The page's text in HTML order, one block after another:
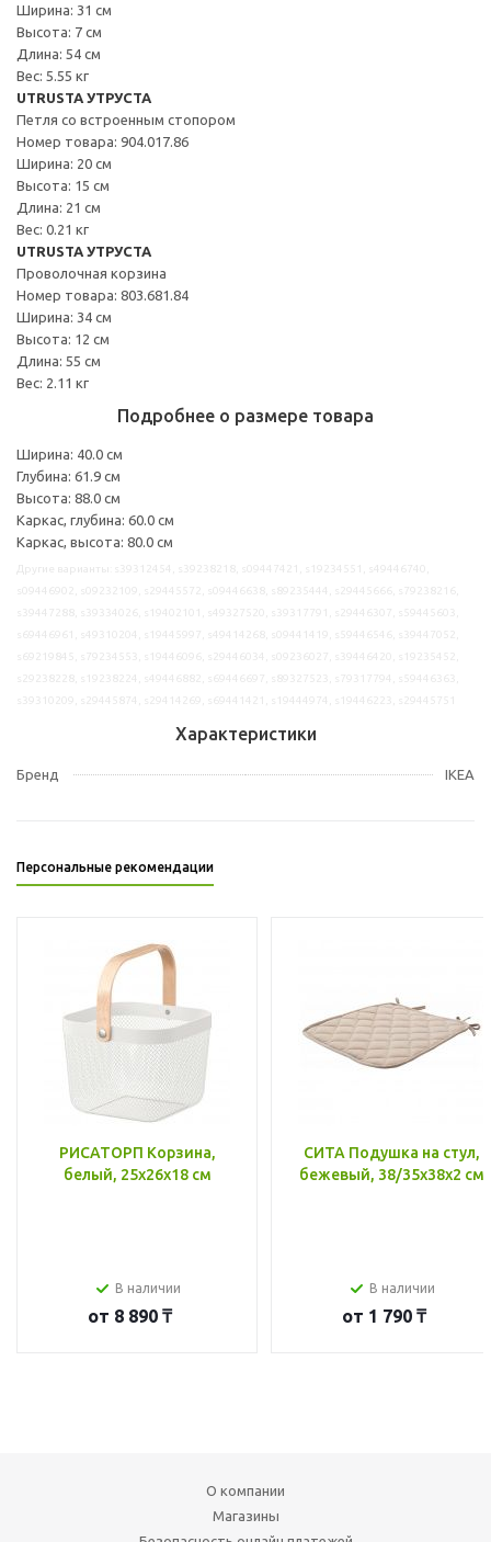
Ширина: 31 см
Высота: 7 см
Длина: 54 см
Вес: 5.55 кг
UTRUSTA УТРУСТА
Петля со встроенным стопором
Номер товара: 904.017.86
Ширина: 20 см
Высота: 15 см
Длина: 21 см
Вес: 0.21 кг
UTRUSTA УТРУСТА
Проволочная корзина
Номер товара: 803.681.84
Ширина: 34 см
Высота: 12 см
Длина: 55 см
Вес: 2.11 кг
Подробнее о размере товара
Ширина: 40.0 см
Глубина: 61.9 см
Высота: 88.0 см
Каркас, глубина: 60.0 см
Каркас, высота: 80.0 см
Характеристики
Бренд IKEA
Персональные рекомендации
РИСАТОРП Корзина,
белый, 25x26x18 см
В наличии
от 8 890 ₸
СИТА Подушка на стул,
бежевый, 38/35x38x2 см
В наличии
от 1 790 ₸
О компании
Магазины